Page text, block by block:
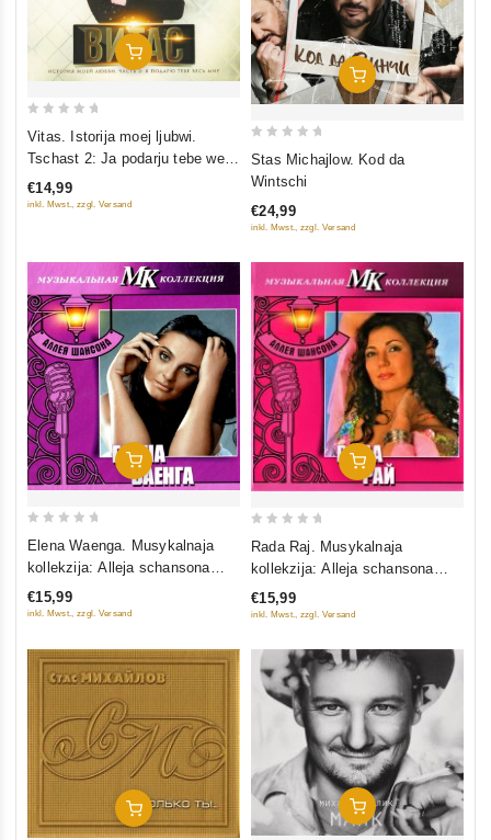
In Den Warenkorb
5
Vitas. Istorija moej ljubwi.
Tschast 2: Ja podarju tebe wes
mir
€14,99
inkl. Mwst., zzgl. Versand
In Den Warenkorb
5
Stas Michajlow. Kod da
Wintschi
€24,99
inkl. Mwst., zzgl. Versand
In Den Warenkorb
5
Elena Waenga. Musykalnaja
kollekzija: Alleja schansona
(DigiBook) (Geschenkausgabe)
€15,99
inkl. Mwst., zzgl. Versand
In Den Warenkorb
5
Rada Raj. Musykalnaja
kollekzija: Alleja schansona
(DigiBook) (Geschenkausgabe)
€15,99
inkl. Mwst., zzgl. Versand
In Den Warenkorb In Den Warenkorb